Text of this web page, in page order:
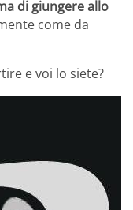
di giungere allo
come da
e voi lo siete?